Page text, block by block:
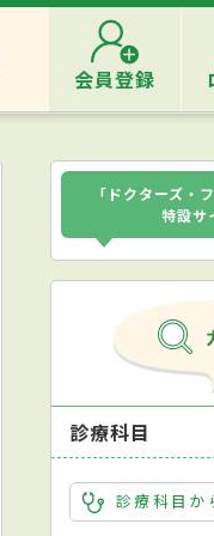
会員登録
「ドクターズ・
特設サ
診療科目
診療科目か